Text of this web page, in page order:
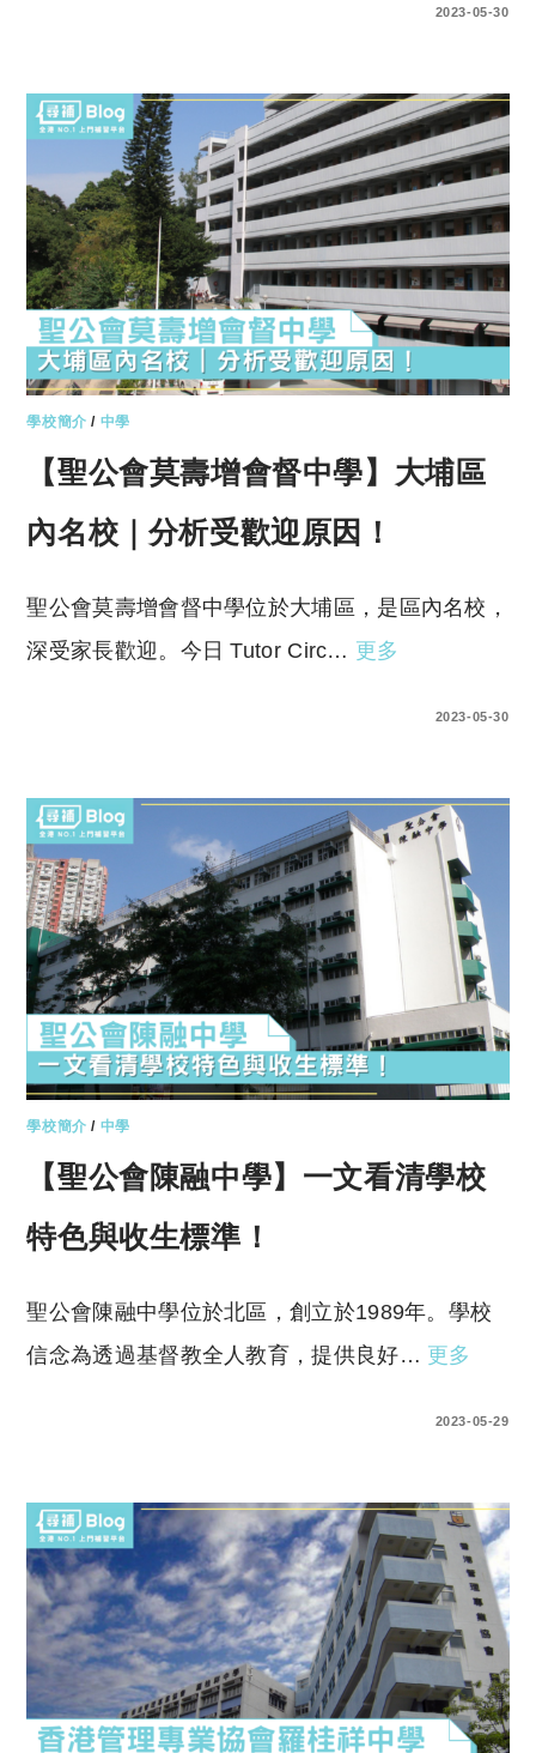
2023-05-30
學校簡介 / 中學
【聖公會莫壽增會督中學】大埔區
內名校｜分析受歡迎原因！
聖公會莫壽增會督中學位於大埔區，是區內名校，
深受家長歡迎。今日 Tutor Circ… 更多
2023-05-30
學校簡介 / 中學
【聖公會陳融中學】一文看清學校
特色與收生標準！
聖公會陳融中學位於北區，創立於1989年。學校
信念為透過基督教全人教育，提供良好… 更多
2023-05-29